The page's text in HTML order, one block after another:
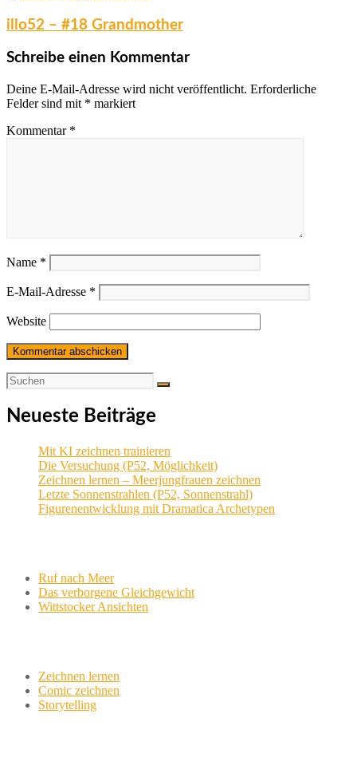
illo52 – #18 Grandmother
Schreibe einen Kommentar
Deine E-Mail-Adresse wird nicht veröffentlicht. Erforderliche
Felder sind mit * markiert
Kommentar *
Name *
E-Mail-Adresse *
Website
Neueste Beiträge
Mit KI zeichnen trainieren
Die Versuchung (P52, Möglichkeit)
Zeichnen lernen – Meerjungfrauen zeichnen
Letzte Sonnenstrahlen (P52, Sonnenstrahl)
Figurenentwicklung mit Dramatica Archetypen
Ruf nach Meer
Das verborgene Gleichgewicht
Wittstocker Ansichten
Zeichnen lernen
Comic zeichnen
Storytelling